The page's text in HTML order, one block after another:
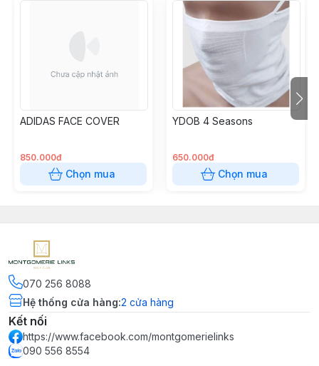
ADIDAS FACE COVER
850.000đ
Chọn mua
YDOB 4 Seasons
650.000đ
Chọn mua
070 256 8088
Hệ thống cửa hàng:2 cửa hàng
Kết nối
https://www.facebook.com/montgomerielinks
090 556 8554